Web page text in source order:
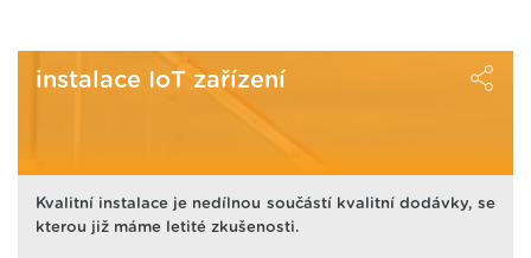
instalace IoT zařízení
Kvalitní instalace je nedílnou součástí kvalitní dodávky, se
kterou již máme letité zkušenosti.